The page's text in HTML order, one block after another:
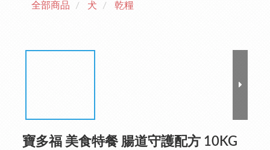
全部商品 犬 乾糧
寶多福 美食特餐 腸道守護配方 10KG